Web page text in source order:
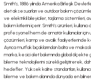
Smith's, 1886 yılında Amerika Birleşik
alet aksesuarları ve outdoor bakım
ve elektrikli bileyiciler, taşlama sistemleri, av
bakım kitlerini içerir. Smith's ürünleri,
profesyonel hem de amatör kullanıcılar için
çözümleri, kamp ve avcılık faaliyetlerinde
Ayrıca mutfak bıçaklarından balta ve
marka, kesici alet bakımında global ölçekte
bileme teknolojilerini sürekli geliştirerek,
hedefler. Yüksek kalite standartları,
bileme ve bakım alanında dünyada en